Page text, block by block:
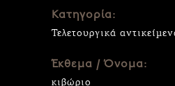
Κατηγορία:
Τελετουργικά
Έκθεμα / Όνομα:
κιβώριο